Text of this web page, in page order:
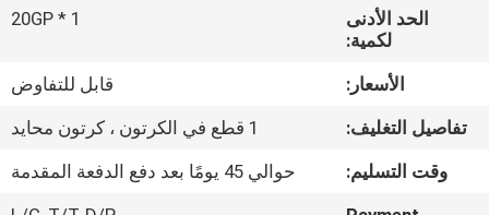
جولة
المعمل
مراقبة
الحد الأدنى
لكمية:
1 * 20GP
الأسعار:
قابل للتفاوض
تفاصيل التغليف:
1 قطع في الكرتون ، كرتون محايد
وقت التسليم:
حوالي 45 يومًا بعد دفع الدفعة المقدمة